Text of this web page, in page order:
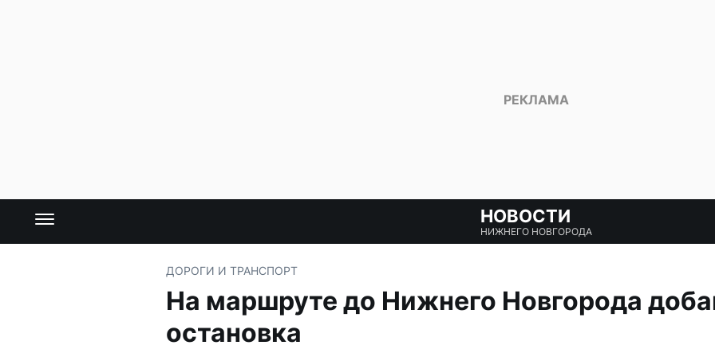
НОВОСТИ
НИЖНЕГО НОВГОРОДА
ДОРОГИ И ТРАНСПОРТ
На маршруте до Нижнего Новгорода
остановка